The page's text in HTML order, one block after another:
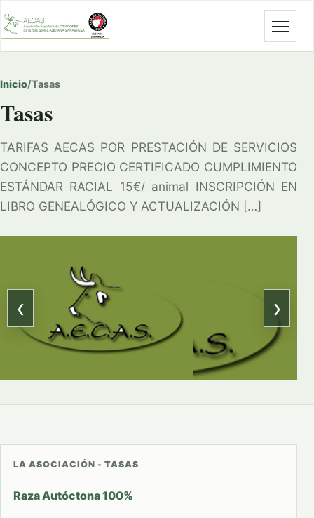
Abrir
Inicio/Tasas
Tasas
TARIFAS AECAS POR PRESTACIÓN DE SERVICIOS
CONCEPTO PRECIO CERTIFICADO CUMPLIMIENTO
ESTÁNDAR RACIAL 15€/ animal INSCRIPCIÓN EN
LIBRO GENEALÓGICO Y ACTUALIZACIÓN […]
‹ ›
LA ASOCIACIÓN - TASAS
Raza Autóctona 100%